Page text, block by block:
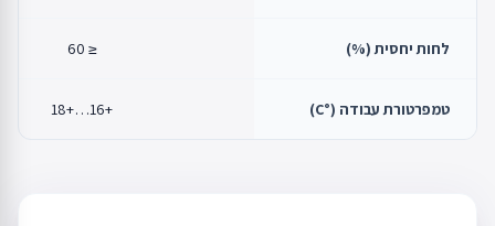
לחות יחסית (%) ≤ 60
טמפרטורת עבודה (°C) +16…+18